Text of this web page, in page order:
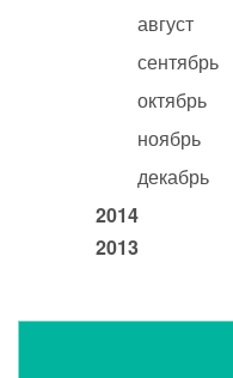
август
сентябрь
октябрь
ноябрь
декабрь
2014
2013